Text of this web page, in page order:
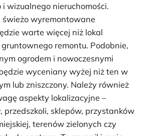
wizualnego nieruchomości.
świeżo wyremontowane
warte więcej niż lokal
remontu. Podobnie,
ogrodem i nowoczesnymi
wyceniany wyżej niż ten w
lub zniszczony. Należy również
aspekty lokalizacyjne –
przedszkoli, sklepów, przystanków
terenów zielonych czy